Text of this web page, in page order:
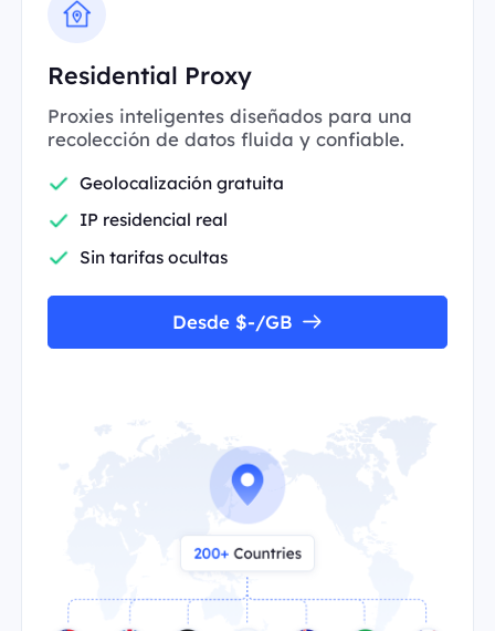
Residential Proxy
Proxies inteligentes diseñados para una
recolección de datos fluida y confiable.
Geolocalización gratuita
IP residencial real
Sin tarifas ocultas
Desde $-/GB